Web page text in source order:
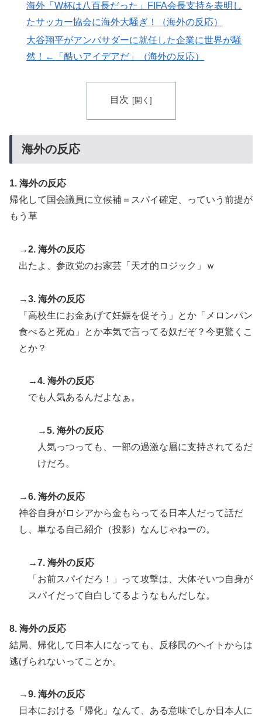
▶ 日本旅行キャンセルすべきか…1万年ぶり史上最大級の
火山の兆し＝韓国の反応
▶ 海外「剣が二回斬り合っただけで折れるのはどういうこ
となんだ」満点なのに二度と起動しない理由…
若いカバがワニを枕にしてしまうまさかの瞬間！！
ワールドカップは誰のものか FIFA新会社構想が10日
▶ 海外の反応：熊本の病院で手術中に熊本地震が発生、大
揺れの中でも患者を守った医師たちの対応ぶりに海外大
絶賛
▶
韓国人「大韓航空の熊本地震飲料水支援に対する日本人
の反応をご覧ください・・・」→「」
▶ ストーカーガチ勢は僅かな情報で垢特定出来るからね
ゴンボール」【海外の反応】
▶ 【朗報】レインボー池田、女子アナと結婚www
▶
韓国人「残酷だった日帝強占期前後の写真を見てみよ
▶
【海外の反応】アルゼンチン協会、FIFA会長に断固たる
の反応をご覧ください・・・」→「」
▶ 国際的な小咄 読者投稿 中小企業診断士受験者向けのIT
韓国人「東京とソウルの宿泊費や交通費を徹底比較した
結果判明した驚きの物価事情がこちらです」→「こんな
に物価差があるの？‥」
海外「W杯は八百長だった」FIFA会長支持を表明し
たサッカー協会に海外大騒ぎ！（海外の反応）
大谷翔平がアンバサダーに就任した企業に世界が騒
然！←「酷いアイデアだ」（海外の反応）
目次
海外の反応
1. 海外の反応
帰化して国会議員に立候補＝スパイ確定、っていう前提が
もう草
→2. 海外の反応
出たよ、参政党のお家芸「天才的ロジック」ｗ
→3. 海外の反応
「高校生にお金あげて妊娠を促そう」とか「メロンパン
食べると死ぬ」とか本気で言ってる奴だぞ？今更驚くこ
とか？
→4. 海外の反応
でも人気あるんだよなぁ。
→5. 海外の反応
人気っつっても、一部の過激な層に支持されてるだ
けだろ。
→6. 海外の反応
神谷自身がロシアから金もらってる日本人だって話だ
し、単なる自己紹介（投影）なんじゃねーの。
→7. 海外の反応
「お前スパイだろ！」って攻撃は、大体そいつ自身が
スパイだって自白してるようなもんだしな。
8. 海外の反応
結局、帰化して日本人になっても、反移民のヘイトからは
逃げられないってことか。
→9. 海外の反応
日本における「帰化」なんて、ある意味でしか日本人に